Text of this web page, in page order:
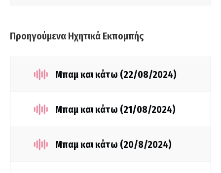
Προηγούμενα Ηχητικά Εκπομπής
Μπαμ και κάτω (22/08/2024)
Μπαμ και κάτω (21/08/2024)
Μπαμ και κάτω (20/8/2024)